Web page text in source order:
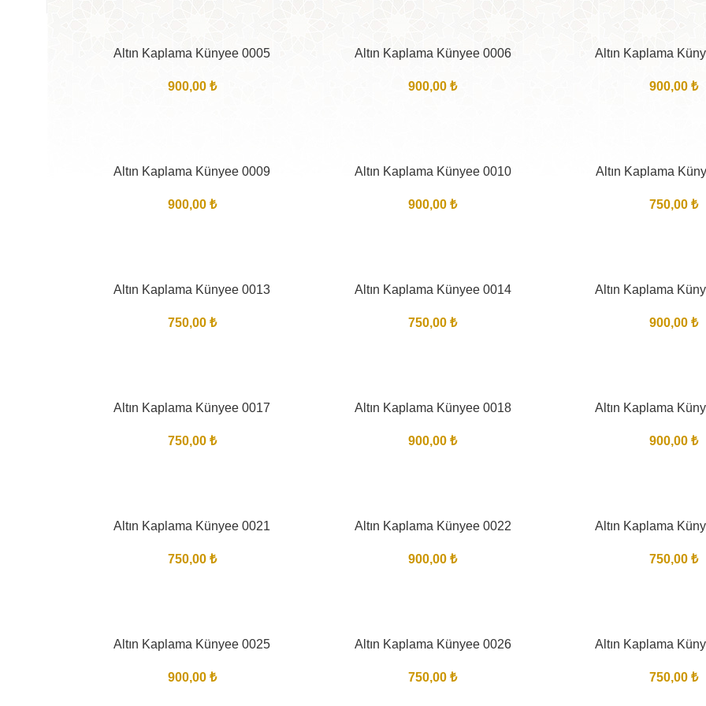
Altın Kaplama Künyee 0005
900,00 ₺
Altın Kaplama Künyee 0006
900,00₺
Altın Kaplama
900,00 ₺
Altın Kaplama Künyee 0009
900,00 ₺
Altın Kaplama Künyee 0010
900,00₺
Altın Kaplama
750,00 ₺
Altın Kaplama Künyee 0013
750,00 ₺
Altın Kaplama Künyee 0014
750,00₺
Altın Kaplama
900,00 ₺
Altın Kaplama Künyee 0017
750,00 ₺
Altın Kaplama Künyee 0018
900,00₺
Altın Kaplama
900,00 ₺
Altın Kaplama Künyee 0021
750,00 ₺
Altın Kaplama Künyee 0022
900,00₺
Altın Kaplama
750,00 ₺
Altın Kaplama Künyee 0025
900,00 ₺
Altın Kaplama Künyee 0026
750,00₺
Altın Kaplama
750,00 ₺